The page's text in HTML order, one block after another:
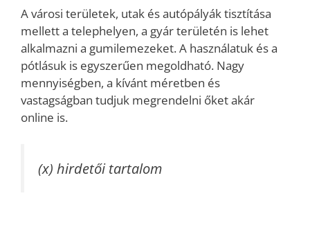
A városi területek, utak és autópályák tisztítása
mellett a telephelyen, a gyár területén is lehet
alkalmazni a gumilemezeket. A használatuk és a
pótlásuk is egyszerűen megoldható. Nagy
mennyiségben, a kívánt méretben és
vastagságban tudjuk megrendelni őket akár
online is.
(x) hirdetői tartalom